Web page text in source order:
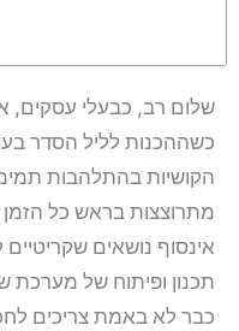
כשההכנות לליל הסדר
הקושיות בהתלהבות
מתרוצצות בראש כל הזמן
תכנון ופיתוח של מערכת
כבר לא באמת צריכים